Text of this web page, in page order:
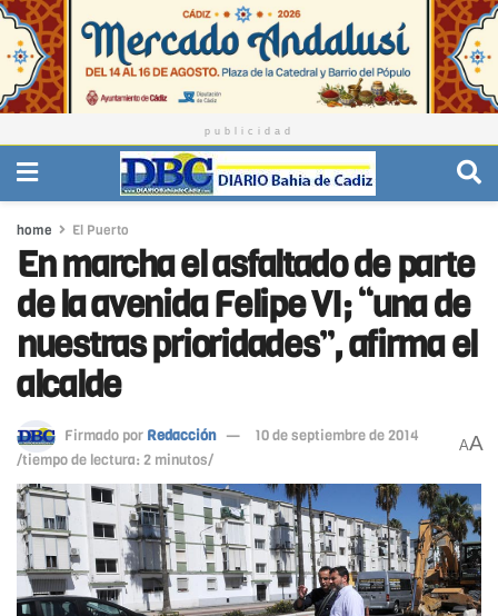
publicidad
home El Puerto
En marcha el asfaltado de parte
de la avenida Felipe VI; “una de
nuestras prioridades”, afirma el
alcalde
Firmado por Redacción
10 de septiembre de 2014
/tiempo de lectura: 2 minutos/
AA